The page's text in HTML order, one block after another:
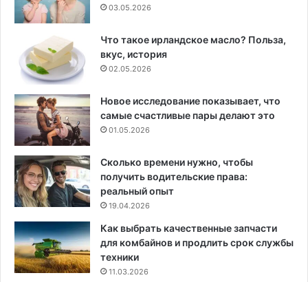
03.05.2026
Что такое ирландское масло? Польза,
вкус, история
02.05.2026
Новое исследование показывает, что
самые счастливые пары делают это
01.05.2026
Сколько времени нужно, чтобы
получить водительские права:
реальный опыт
19.04.2026
Как выбрать качественные запчасти
для комбайнов и продлить срок службы
техники
11.03.2026